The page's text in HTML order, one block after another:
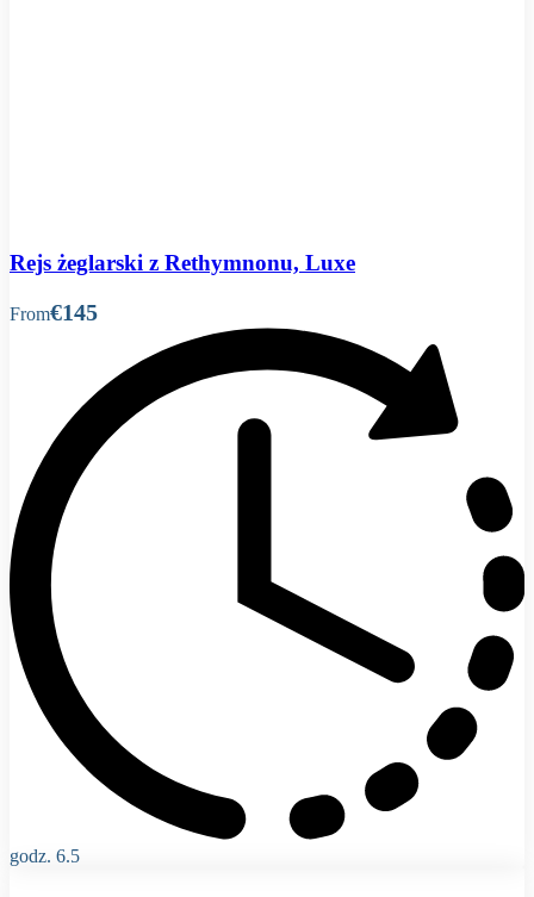
Rejs żeglarski z Rethymnonu, Luxe
From€145
godz. 6.5